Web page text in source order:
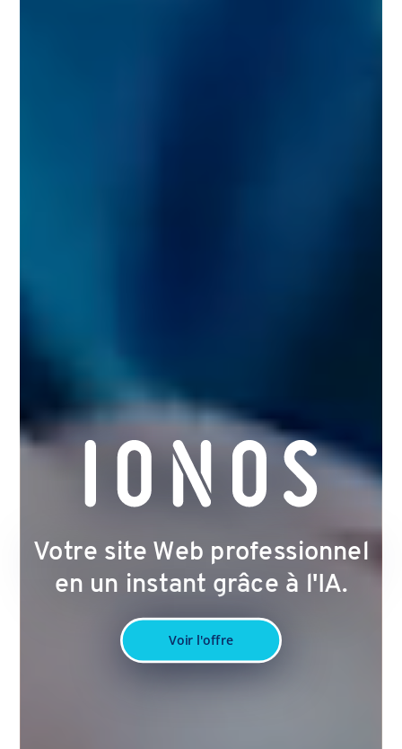
Votre site Web professionnel
en un instant grâce à l'IA.
Voir l'offre